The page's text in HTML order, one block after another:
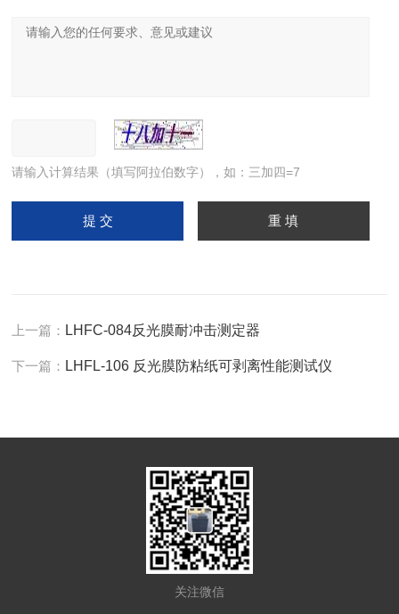
请输入计算结果（填写阿拉伯数字），如：三加四=7
上一篇： LHFC-084反光膜耐冲击测定器
下一篇： LHFL-106 反光膜防粘纸可剥离性能测试仪
关注微信